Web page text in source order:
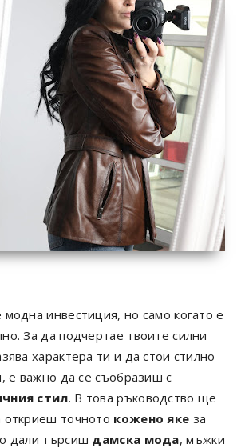
инвестиция, но само когато е
За да подчертае твоите силни
характера ти и да стои стилно
е важно да се съобразиш с
стил. В това ръководство ще
откриеш точното кожено яке за
дали търсиш дамска мода, мъжки